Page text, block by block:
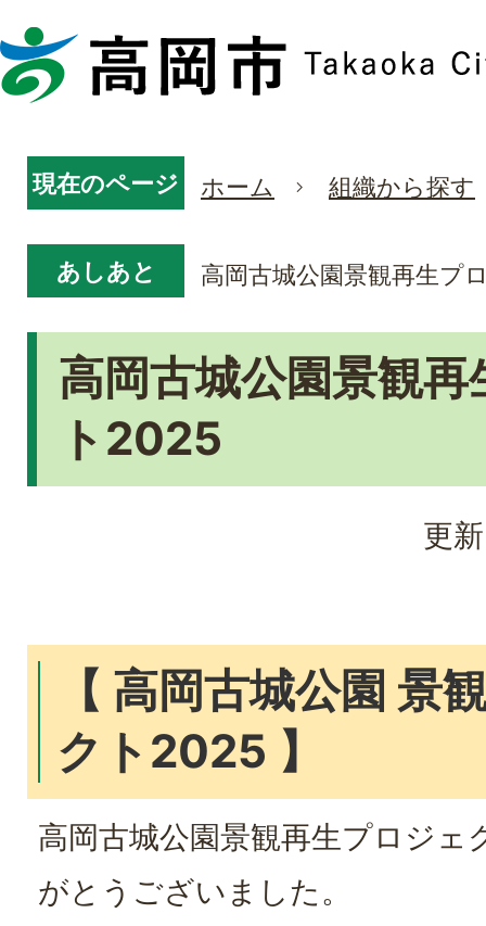
現在のページ ホーム 組織から探す
あしあと 高岡古城公園景観再生プ
高岡古城公園景観
ト2025
更
【 高岡古城公園 景
クト2025 】
高岡古城公園景観再生プロジ
がとうございました。